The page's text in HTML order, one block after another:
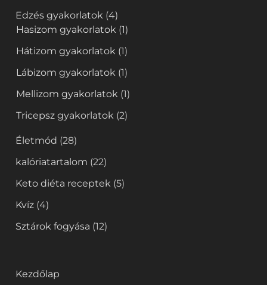
Edzés gyakorlatok (4)
Hasizom gyakorlatok (1)
Hátizom gyakorlatok (1)
Lábizom gyakorlatok (1)
Mellizom gyakorlatok (1)
Tricepsz gyakorlatok (2)
Életmód (28)
kalóriatartalom (22)
Keto diéta receptek (5)
Kvíz (4)
Sztárok fogyása (12)
Kezdőlap